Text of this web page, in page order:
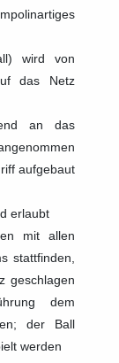
wird von
das Netz
an das
aufgebaut
erlaubt
mit allen
stattfinden,
geschlagen
dem
der Ball
werden